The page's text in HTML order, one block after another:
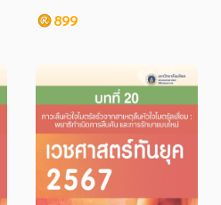
วิธีลดอุณหภูมิ Full Book
899